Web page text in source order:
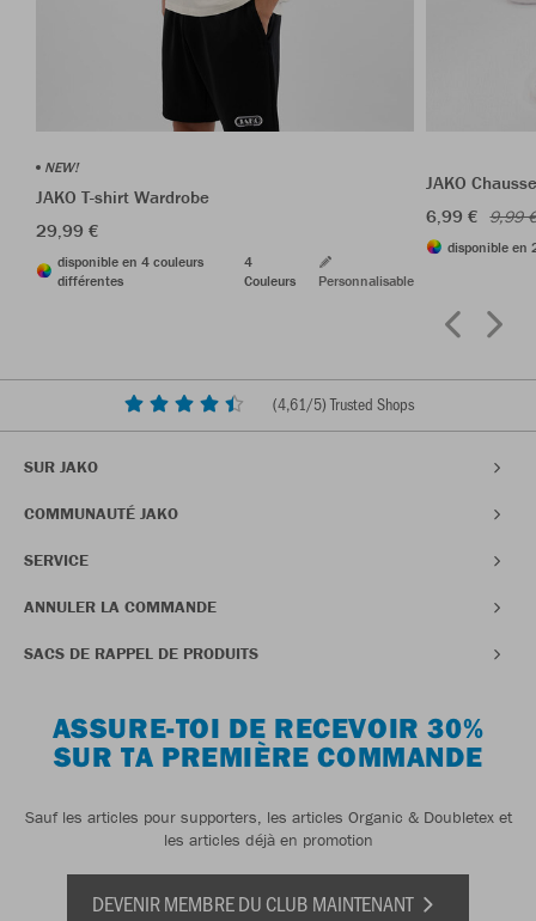
NEW!
JAKO T-shirt Wardrobe
29,99 €
disponible en 4 couleurs
différentes
4
Couleurs
Personnalisable
JAKO
6,99 € 9,99
disponible en
(4,61/5) Trusted Shops
SUR JAKO
COMMUNAUTÉ JAKO
SERVICE
ANNULER LA COMMANDE
SACS DE RAPPEL DE PRODUITS
ASSURE-TOI DE RECEVOIR 30%
SUR TA PREMIÈRE COMMANDE
Sauf les articles pour supporters, les articles Organic & Doubletex et
les articles déjà en promotion
DEVENIR MEMBRE DU CLUB MAINTENANT